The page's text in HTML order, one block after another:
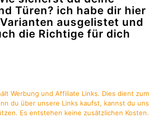
Türen? ich habe dir hier
ausgelistet und
die Richtige für dich
Werbung und Affiliate Links. Dies dient zum
du über unsere Links kaufst, kannst du uns
Es entstehen keine zusätzlichen Kosten.